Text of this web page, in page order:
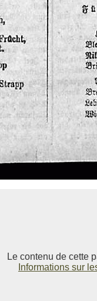
Le contenu de cette
Informations sur